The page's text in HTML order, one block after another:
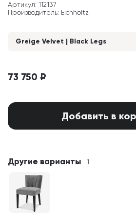
Артикул: 112137
Производитель: Eichholtz
Greige Velvet | Black Legs
73 750 ₽
Добавить в
Другие варианты 1